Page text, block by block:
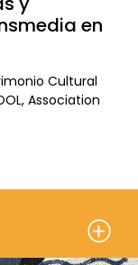
en
Cultural
Association